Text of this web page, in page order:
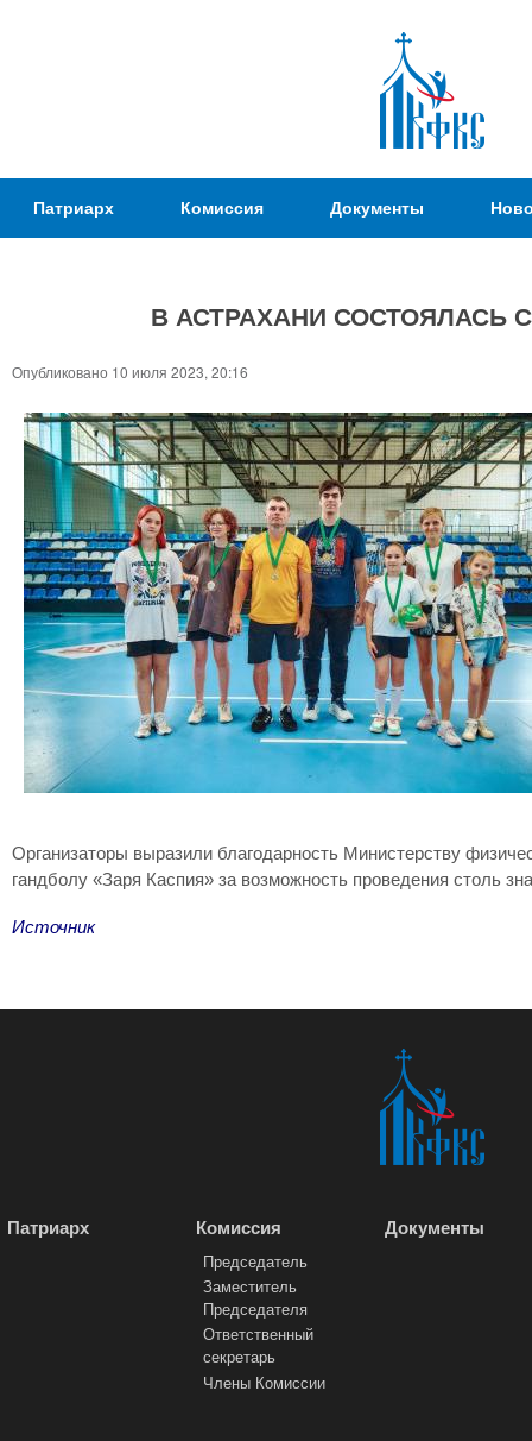
Патриаршая
Комиссия
физической
культуры и
спорта
Патриарх Комиссия Документы
Вы
В АСТРАХАНИ
Опубликовано 10 июля 2023, 20:16
Организаторы выразили благодарность Министерству
гандболу «Заря Каспия» за возможность проведения столь
Источник
Патриарх Комиссия
Председатель
Заместитель
Председателя
Ответственный
секретарь
Члены Комиссии
Документы